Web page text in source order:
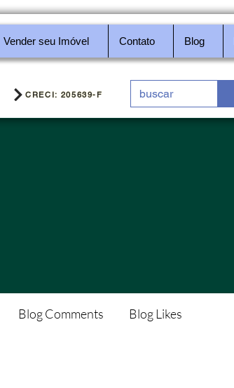
Vender seu Imóvel Contato Blog
CRECI: 205639-F
Blog Comments Blog Likes